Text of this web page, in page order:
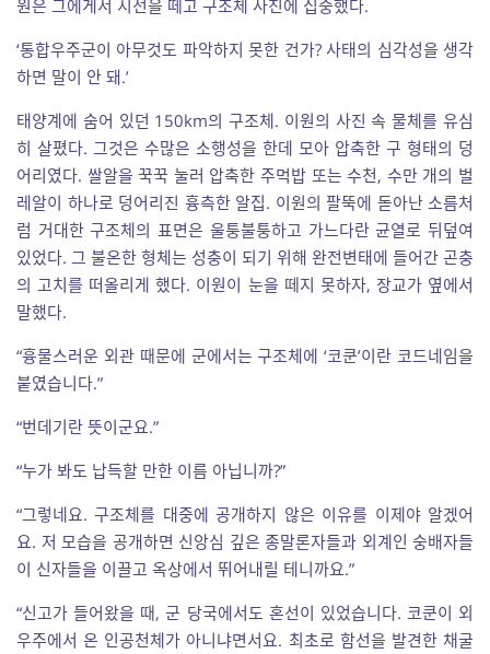
원은 그에게서 시선을 떼고 구조체 사진에 집중했다.
‘통합우주군이 아무것도 파악하지 못한 건가? 사태의 심각성을 생각
하면 말이 안 돼.’
태양계에 숨어 있던 150km의 구조체. 이원의 사진 속 물체를 유심
히 살폈다. 그것은 수많은 소행성을 한데 모아 압축한 구 형태의 덩
어리였다. 쌀알을 꾹꾹 눌러 압축한 주먹밥 또는 수천, 수만 개의 벌
레알이 하나로 덩어리진 흉측한 알집. 이원의 팔뚝에 돋아난 소름처
럼 거대한 구조체의 표면은 울퉁불퉁하고 가느다란 균열로 뒤덮여
있었다. 그 불온한 형체는 성충이 되기 위해 완전변태에 들어간 곤충
의 고치를 떠올리게 했다. 이원이 눈을 떼지 못하자, 장교가 옆에서
말했다.
“흉물스러운 외관 때문에 군에서는 구조체에 ‘코쿤’이란 코드네임을
붙였습니다.”
“번데기란 뜻이군요.”
“누가 봐도 납득할 만한 이름 아닙니까?”
“그렇네요. 구조체를 대중에 공개하지 않은 이유를 이제야 알겠어
요. 저 모습을 공개하면 신앙심 깊은 종말론자들과 외계인 숭배자들
이 신자들을 이끌고 옥상에서 뛰어내릴 테니까요.”
“신고가 들어왔을 때, 군 당국에서도 혼선이 있었습니다. 코쿤이 외
우주에서 온 인공천체가 아니냐면서요. 최초로 함선을 발견한 채굴